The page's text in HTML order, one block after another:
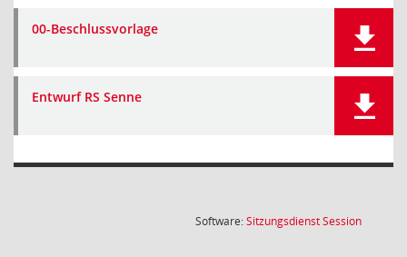
00-Beschlussvorlage
Entwurf RS Senne
Software:SitzungsdienstSession(Wird in